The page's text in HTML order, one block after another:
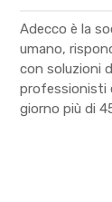
Adecco è la
umano,
con soluzioni
professionisti
giorno più di